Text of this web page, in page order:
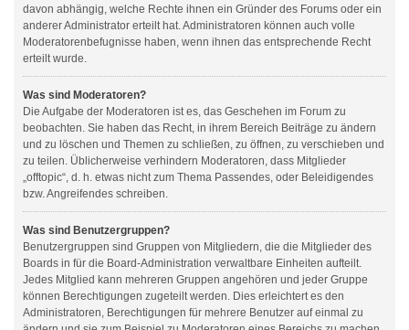
davon abhängig, welche Rechte ihnen ein Gründer des Forums oder ein
anderer Administrator erteilt hat. Administratoren können auch volle
Moderatorenbefugnisse haben, wenn ihnen das entsprechende Recht
erteilt wurde.
Was sind Moderatoren?
Die Aufgabe der Moderatoren ist es, das Geschehen im Forum zu
beobachten. Sie haben das Recht, in ihrem Bereich Beiträge zu ändern
und zu löschen und Themen zu schließen, zu öffnen, zu verschieben und
zu teilen. Üblicherweise verhindern Moderatoren, dass Mitglieder
„offtopic“, d. h. etwas nicht zum Thema Passendes, oder Beleidigendes
bzw. Angreifendes schreiben.
Was sind Benutzergruppen?
Benutzergruppen sind Gruppen von Mitgliedern, die die Mitglieder des
Boards in für die Board-Administration verwaltbare Einheiten aufteilt.
Jedes Mitglied kann mehreren Gruppen angehören und jeder Gruppe
können Berechtigungen zugeteilt werden. Dies erleichtert es den
Administratoren, Berechtigungen für mehrere Benutzer auf einmal zu